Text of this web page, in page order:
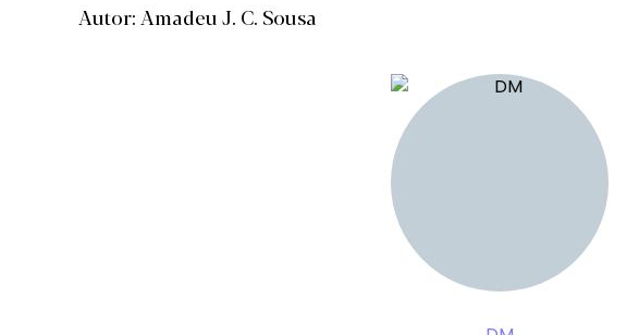
Autor: Amadeu J. C. Sousa